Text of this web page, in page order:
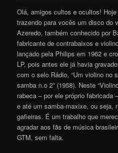
Olá, amigos cultos e ocultos!
trazendo para vocês um disco do
Azeredo, também conhecido por
fabricante de contrabaixos e
lançado pela Philips em 1962 e
LP, pois antes ele já havia
com o selo Rádio, “Um violino no
samba n.o 2” (1958). Neste
rabeca – por ele próprio fabricada
e até um samba-maxixe, ou seja,
gafieiras. É um trabalho que
agradar aos fãs de música
GTM, sem falta.